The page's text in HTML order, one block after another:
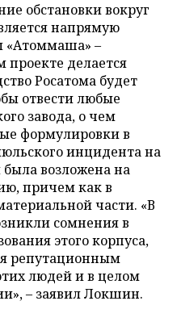
обстановки вокруг
напрямую
«Атоммаша» –
делается
Росатома будет
отвести любые
завода, о чем
формулировки в
инцидента на
возложена на
причем как в
части. «В
сомнения в
этого корпуса,
репутационным
людей и в целом
– заявил Локшин.